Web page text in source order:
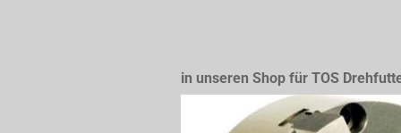
in unseren Shop für TOS